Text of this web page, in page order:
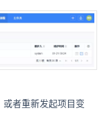
者重新发起项目变